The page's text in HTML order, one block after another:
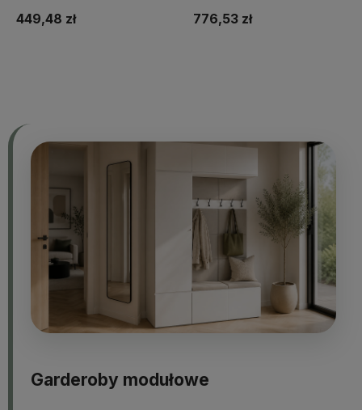
Cordoba 2D
449,48 zł 776,53 zł
Garderoby modułowe